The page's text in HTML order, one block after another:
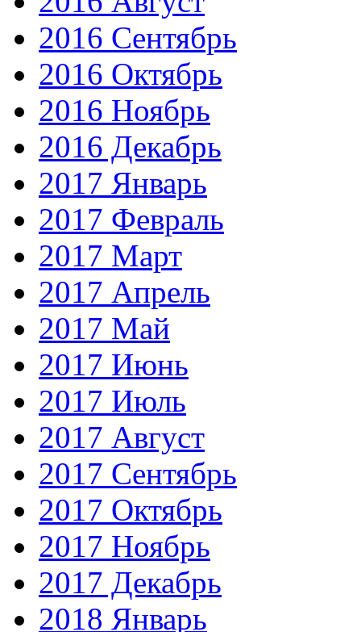
2016 Сентябрь
2016 Октябрь
2016 Ноябрь
2016 Декабрь
2017 Январь
2017 Февраль
2017 Март
2017 Апрель
2017 Май
2017 Июнь
2017 Июль
2017 Август
2017 Сентябрь
2017 Октябрь
2017 Ноябрь
2017 Декабрь
2018 Январь